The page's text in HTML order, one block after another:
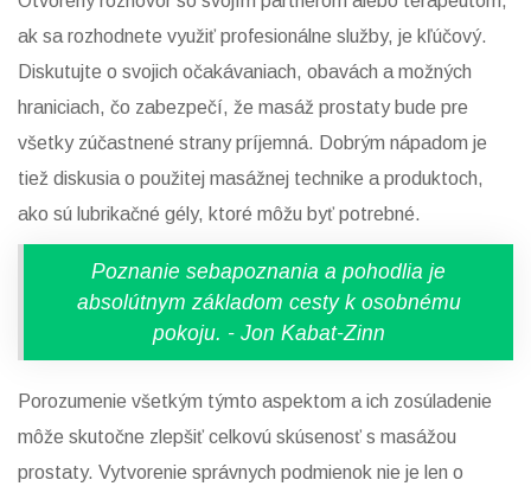
ak sa rozhodnete využiť profesionálne služby, je kľúčový.
Diskutujte o svojich očakávaniach, obavách a možných
hraniciach, čo zabezpečí, že masáž prostaty bude pre
všetky zúčastnené strany príjemná. Dobrým nápadom je
tiež diskusia o použitej masážnej technike a produktoch,
ako sú lubrikačné gély, ktoré môžu byť potrebné.
Poznanie sebapoznania a pohodlia je
absolútnym základom cesty k osobnému
pokoju. - Jon Kabat-Zinn
Porozumenie všetkým týmto aspektom a ich zosúladenie
môže skutočne zlepšiť celkovú skúsenosť s masážou
prostaty. Vytvorenie správnych podmienok nie je len o